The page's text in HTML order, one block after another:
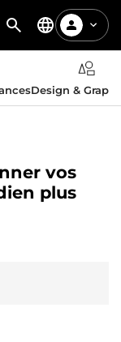
Design &
vos
plus